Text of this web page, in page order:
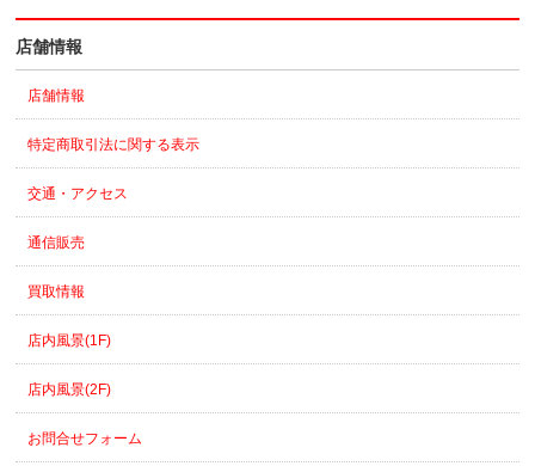
店舗情報
店舗情報
特定商取引法に関する表示
交通・アクセス
通信販売
買取情報
店内風景(1F)
店内風景(2F)
お問合せフォーム